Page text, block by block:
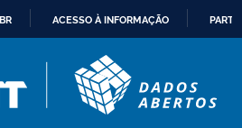
CONTEÚDO
ACESSO À INFORMAÇÃO